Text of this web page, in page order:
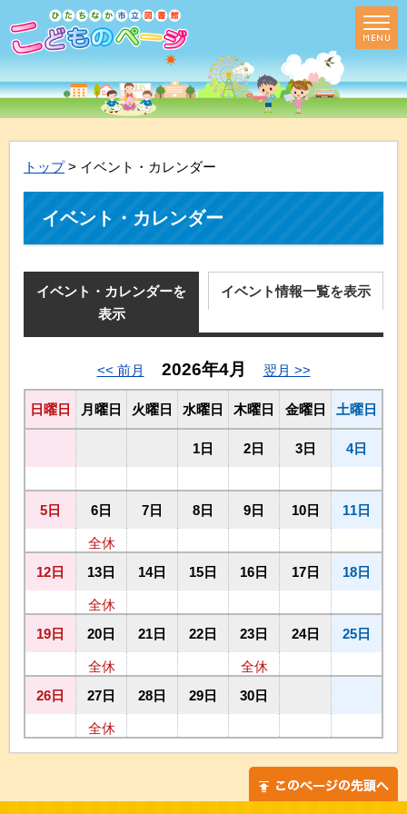
トップ> イベント・カレンダー
イベント・カレンダー
イベント・カレンダーを
表示
イベント情報一覧を表示
<< 前月 2026年4月 翌月 >>
日曜日 月曜日 火曜日 水曜日 木曜日 金曜日 土曜日
1日 2日 3日 4日
5日 6日 7日 8日 9日 10日 11日
全休
12日
13日 14日 15日 16日 17日 18日
全休
19日
20日 21日 22日 23日 24日 25日
全休
全休
26日
27日 28日 29日 30日
全休